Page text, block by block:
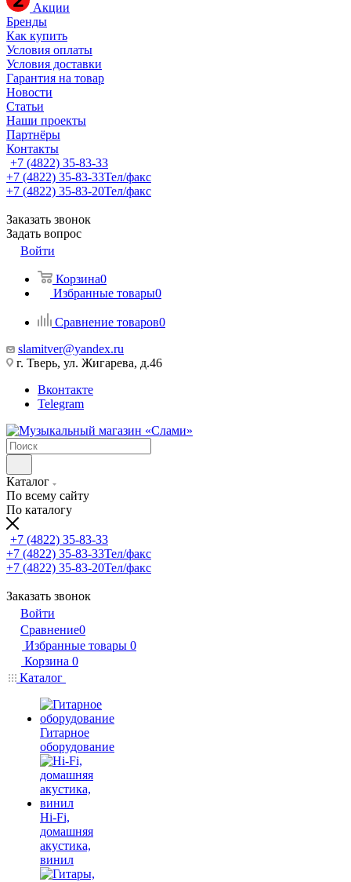
Акции
Бренды
Как купить
Условия оплаты
Условия доставки
Гарантия на товар
Новости
Статьи
Наши проекты
Партнёры
Контакты
+7 (4822) 35-83-33
+7 (4822) 35-83-33Тел/факс
+7 (4822) 35-83-20Тел/факс
Заказать звонок
Задать вопрос
Войти
Корзина0
Избранные товары0
Сравнение товаров0
slamitver@yandex.ru
г. Тверь, ул. Жигарева, д.46
Вконтакте
Telegram
Каталог
По всему сайту
По каталогу
+7 (4822) 35-83-33
+7 (4822) 35-83-33Тел/факс
+7 (4822) 35-83-20Тел/факс
Заказать звонок
Войти
Сравнение0
Избранные товары 0
Корзина 0
Каталог
Гитарное
оборудование
Hi-Fi,
домашняя
акустика,
винил